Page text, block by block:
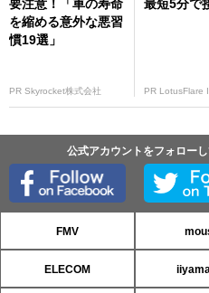
要注意！「車の寿命
を縮める意外な悪習
慣19選」
PR Skyrocket株式会社
最短5分で
PR LotusFlare
公式アカウントをフォロー
FMV
ELECOM